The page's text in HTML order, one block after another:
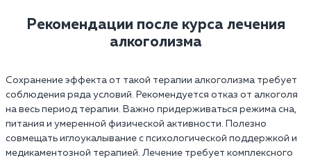
Рекомендации после курса лечения
алкоголизма
Сохранение эффекта от такой терапии алкоголизма требует
соблюдения ряда условий. Рекомендуется отказ от алкоголя
на весь период терапии. Важно придерживаться режима сна,
питания и умеренной физической активности. Полезно
совмещать иглоукалывание с психологической поддержкой и
медикаментозной терапией. Лечение требует комплексного